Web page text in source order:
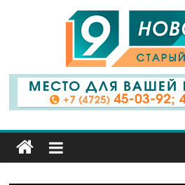
9
Канал
Старый